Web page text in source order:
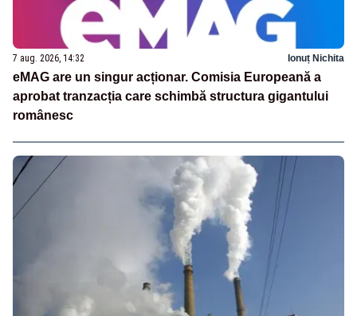
7 aug. 2026, 14:32 Ionuț Nichita
eMAG are un singur acționar. Comisia Europeană a
aprobat tranzacția care schimbă structura gigantului
românesc